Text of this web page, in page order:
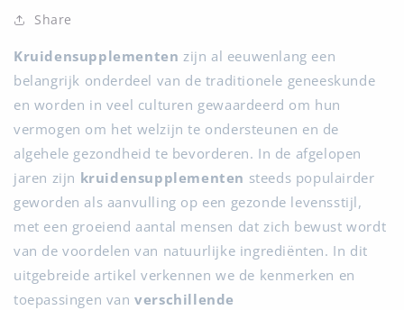
Share
Kruidensupplementen zijn al eeuwenlang een
belangrijk onderdeel van de traditionele geneeskunde
en worden in veel culturen gewaardeerd om hun
vermogen om het welzijn te ondersteunen en de
algehele gezondheid te bevorderen. In de afgelopen
jaren zijn kruidensupplementen steeds populairder
geworden als aanvulling op een gezonde levensstijl,
met een groeiend aantal mensen dat zich bewust wordt
van de voordelen van natuurlijke ingrediënten. In dit
uitgebreide artikel verkennen we de kenmerken en
toepassingen vanverschillende